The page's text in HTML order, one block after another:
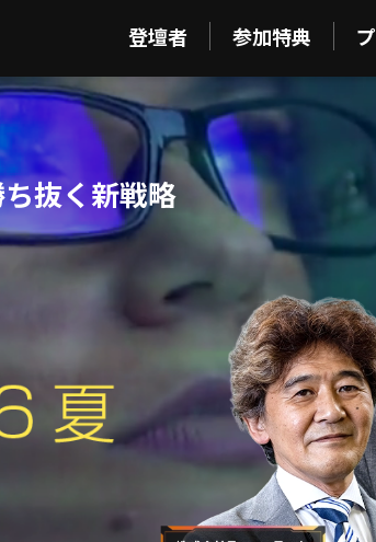
登壇者 参加特典
抜く新戦略